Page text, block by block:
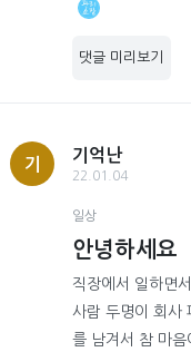
댓글 미리보기
기
기억난
22.01.04
일상
안녕하세요
직장에서 일하면
사람 두명이 회사
를 남겨서 참 마